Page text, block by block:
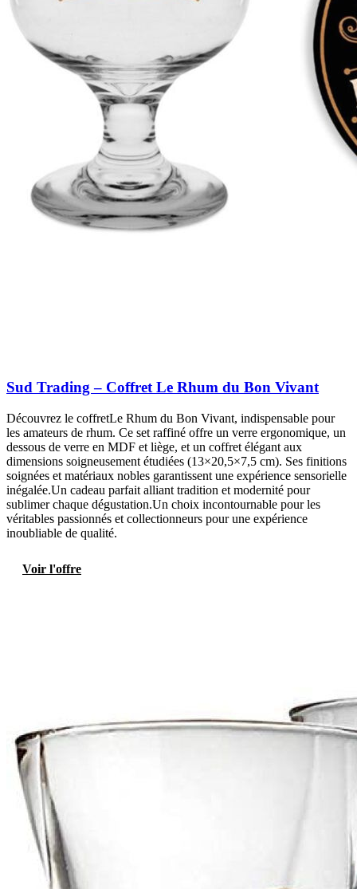
Sud Trading – Coffret Le Rhum du Bon Vivant
Découvrez le coffretLe Rhum du Bon Vivant, indispensable pour
les amateurs de rhum. Ce set raffiné offre un verre ergonomique, un
dessous de verre en MDF et liège, et un coffret élégant aux
dimensions soigneusement étudiées (13×20,5×7,5 cm). Ses finitions
soignées et matériaux nobles garantissent une expérience sensorielle
inégalée.Un cadeau parfait alliant tradition et modernité pour
sublimer chaque dégustation.Un choix incontournable pour les
véritables passionnés et collectionneurs pour une expérience
inoubliable de qualité.
Voir l'offre